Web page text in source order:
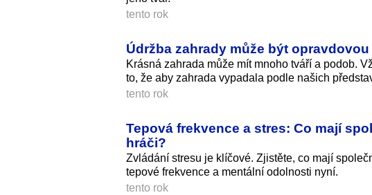
tento rok
Údržba zahrady může být
Krásná zahrada může mít mnoho tváří a podob.
to, že aby zahrada vypadala podle našich
tento rok
Tepová frekvence a stres: Co mají
hráči?
Zvládání stresu je klíčové. Zjistěte, co mají
tepové frekvence a mentální odolnosti nyní.
tento rok